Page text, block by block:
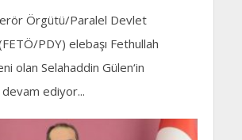
Örgütü/Paralel Devlet
PDY) elebaşı Fethullah
olan Selahaddin Gülen‘in
devam ediyor...